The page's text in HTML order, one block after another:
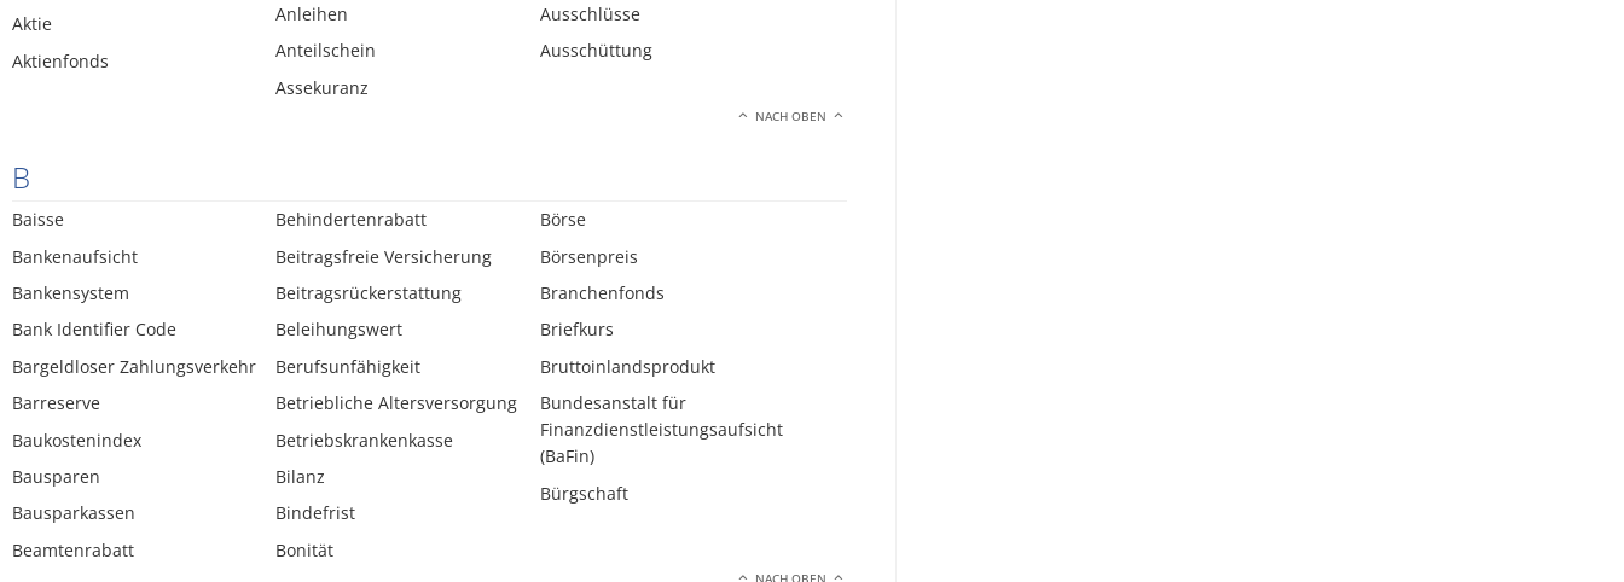
Aktie
Aktienfonds
Anleihen
Anteilschein
Assekuranz
Ausschlüsse
Ausschüttung
NACH OBEN
B
Baisse
Bankenaufsicht
Bankensystem
Bank Identifier Code
Bargeldloser Zahlungsverkehr
Barreserve
Baukostenindex
Bausparen
Bausparkassen
Beamtenrabatt
Behindertenrabatt
Beitragsfreie Versicherung
Beitragsrückerstattung
Beleihungswert
Berufsunfähigkeit
Betriebliche Altersversorgung
Betriebskrankenkasse
Bilanz
Bindefrist
Bonität
Börse
Börsenpreis
Branchenfonds
Briefkurs
Bruttoinlandsprodukt
Bundesanstalt für
Finanzdienstleistungsaufsicht
(BaFin)
Bürgschaft
NACH OBEN